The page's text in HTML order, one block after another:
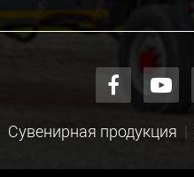
Сувенирная продукция